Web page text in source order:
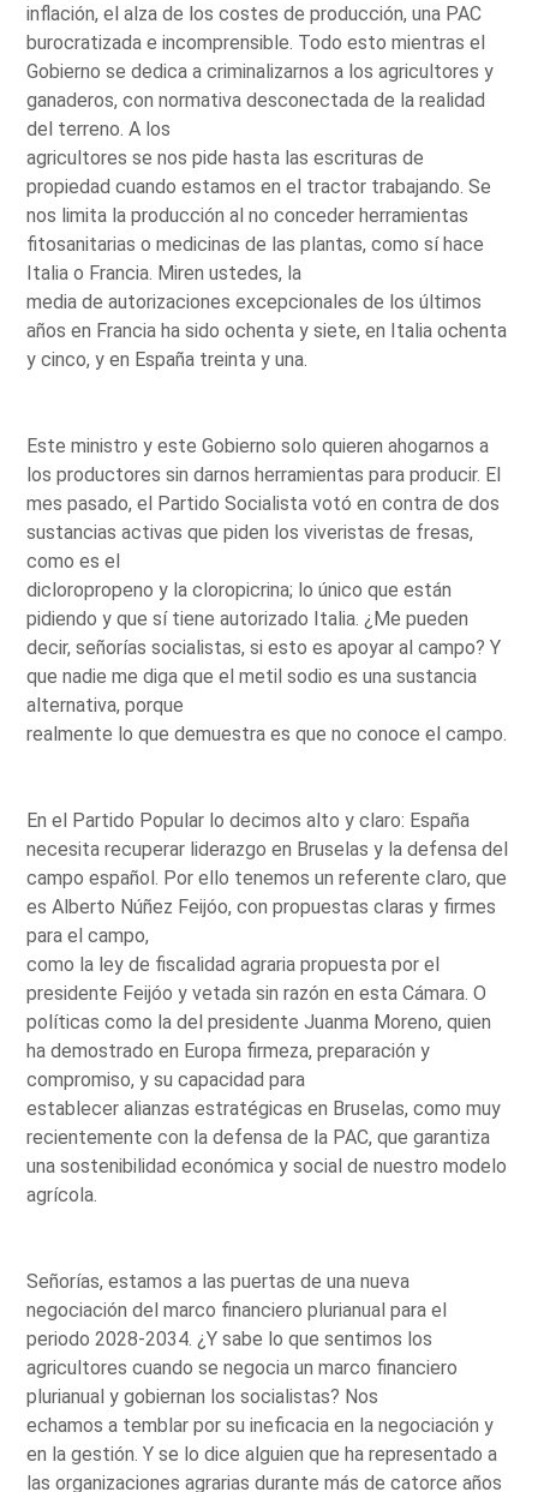
inflación, el alza de los costes de producción, una PAC
burocratizada e incomprensible. Todo esto mientras el
Gobierno se dedica a criminalizarnos a los agricultores y
ganaderos, con normativa desconectada de la realidad
del terreno. A los
agricultores se nos pide hasta las escrituras de
propiedad cuando estamos en el tractor trabajando. Se
nos limita la producción al no conceder herramientas
fitosanitarias o medicinas de las plantas, como sí hace
Italia o Francia. Miren ustedes, la
media de autorizaciones excepcionales de los últimos
años en Francia ha sido ochenta y siete, en Italia ochenta
y cinco, y en España treinta y una.
Este ministro y este Gobierno solo quieren ahogarnos a
los productores sin darnos herramientas para producir. El
mes pasado, el Partido Socialista votó en contra de dos
sustancias activas que piden los viveristas de fresas,
como es el
dicloropropeno y la cloropicrina; lo único que están
pidiendo y que sí tiene autorizado Italia. ¿Me pueden
decir, señorías socialistas, si esto es apoyar al campo? Y
que nadie me diga que el metil sodio es una sustancia
alternativa, porque
realmente lo que demuestra es que no conoce el campo.
En el Partido Popular lo decimos alto y claro: España
necesita recuperar liderazgo en Bruselas y la defensa del
campo español. Por ello tenemos un referente claro, que
es Alberto Núñez Feijóo, con propuestas claras y firmes
para el campo,
como la ley de fiscalidad agraria propuesta por el
presidente Feijóo y vetada sin razón en esta Cámara. O
políticas como la del presidente Juanma Moreno, quien
ha demostrado en Europa firmeza, preparación y
compromiso, y su capacidad para
establecer alianzas estratégicas en Bruselas, como muy
recientemente con la defensa de la PAC, que garantiza
una sostenibilidad económica y social de nuestro modelo
agrícola.
Señorías, estamos a las puertas de una nueva
negociación del marco financiero plurianual para el
periodo 2028-2034. ¿Y sabe lo que sentimos los
agricultores cuando se negocia un marco financiero
plurianual y gobiernan los socialistas? Nos
echamos a temblar por su ineficacia en la negociación y
en la gestión. Y se lo dice alguien que ha representado a
las organizaciones agrarias durante más de catorce años